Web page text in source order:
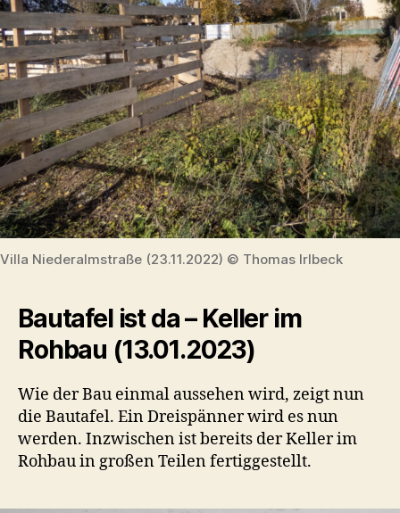
Villa Niederalmstraße (23.11.2022) © Thomas Irlbeck
Bautafel ist da – Keller im
Rohbau (13.01.2023)
Wie der Bau einmal aussehen wird, zeigt nun
die Bautafel. Ein Dreispänner wird es nun
werden. Inzwischen ist bereits der Keller im
Rohbau in großen Teilen fertiggestellt.